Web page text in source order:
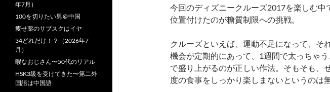
今回のディズニークルーズ2017を楽しむ中
位置付けたのが糖質制限への挑戦。
クルーズといえば、運動不足になって、そ
機会が定期的にあって、1週間で太っちゃ
で盛り上がるのが正しい作法。そもそも、
度の食事をしっかり楽しまないというのは
年7月）
100を切りたい男＠中国
痩せ薬のサブスクはイヤ
34どれだけ！？（2026年7
月）
暇なおじさん〜50代のリアル
HSK3級を受けてきた〜第二外
国語は中国語